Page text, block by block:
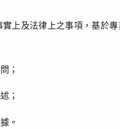
上及法律上之事項，基於
；
；
。